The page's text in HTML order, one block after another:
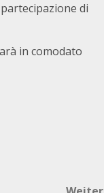
di
in comodato